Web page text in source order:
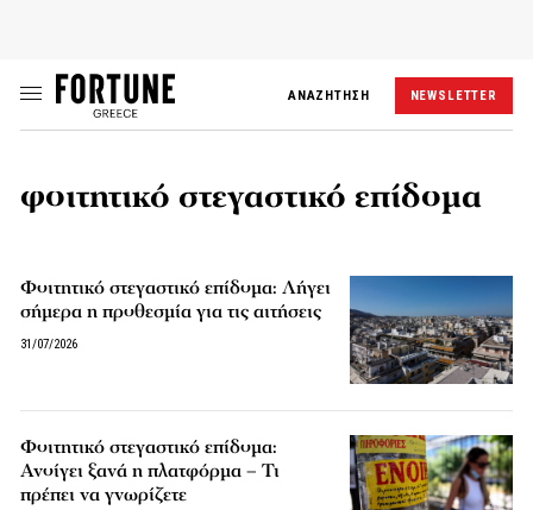
ΑΝΑΖΗΤΗΣΗ NEWSLETTER
φοιτητικό στεγαστικό επίδομα
Φοιτητικό στεγαστικό επίδομα: Λήγει
σήμερα η προθεσμία για τις αιτήσεις
31/07/2026
Φοιτητικό στεγαστικό επίδομα:
Ανοίγει ξανά η πλατφόρμα – Τι
πρέπει να γνωρίζετε